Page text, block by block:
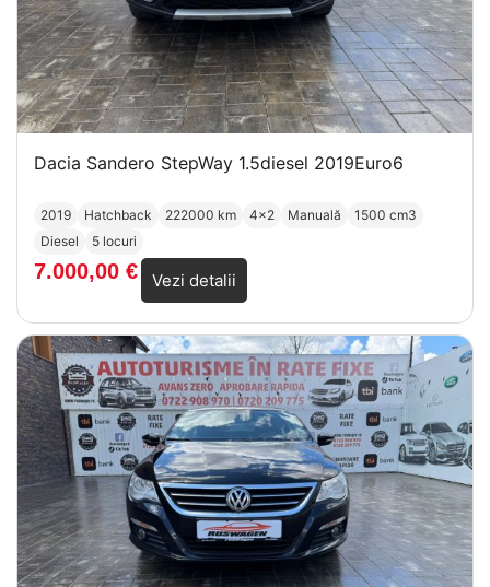
Dacia Sandero StepWay 1.5diesel 2019Euro6
2019 Hatchback 222000 km 4x2 Manuală
1500 cm3
Diesel
5 locuri
7.000,00 € Vezi detalii